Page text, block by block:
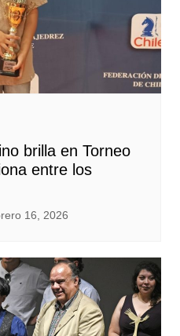
brilla en Torneo
entre los
16, 2026